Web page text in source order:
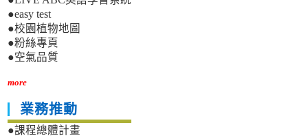
●easy test
●校園植物地圖
●粉絲專頁
●空氣品質
more
業務推動
●課程總體計畫